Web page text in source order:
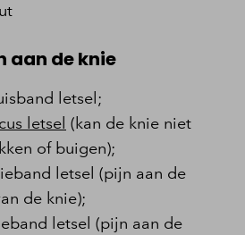
aan de knie
letsel;
letsel (kan de knie niet
of buigen);
letsel (pijn aan de
de knie);
letsel (pijn aan de